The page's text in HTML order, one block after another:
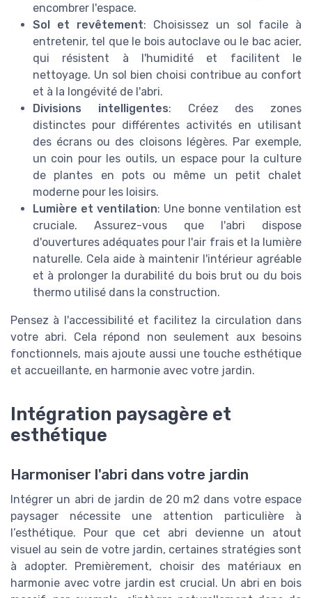
encombrer l'espace.
Sol et revêtement: Choisissez un sol facile à
entretenir, tel que le bois autoclave ou le bac acier,
qui résistent à l'humidité et facilitent le
nettoyage. Un sol bien choisi contribue au confort
et à la longévité de l'abri.
Divisions intelligentes: Créez des zones
distinctes pour différentes activités en utilisant
des écrans ou des cloisons légères. Par exemple,
un coin pour les outils, un espace pour la culture
de plantes en pots ou même un petit chalet
moderne pour les loisirs.
Lumière et ventilation: Une bonne ventilation est
cruciale. Assurez-vous que l'abri dispose
d'ouvertures adéquates pour l'air frais et la lumière
naturelle. Cela aide à maintenir l'intérieur agréable
et à prolonger la durabilité du bois brut ou du bois
thermo utilisé dans la construction.
Pensez à l'accessibilité et facilitez la circulation dans
votre abri. Cela répond non seulement aux besoins
fonctionnels, mais ajoute aussi une touche esthétique
et accueillante, en harmonie avec votre jardin.
Intégration paysagère et
esthétique
Harmoniser l'abri dans votre jardin
Intégrer un abri de jardin de 20 m2 dans votre espace
paysager nécessite une attention particulière à
l’esthétique. Pour que cet abri devienne un atout
visuel au sein de votre jardin, certaines stratégies sont
à adopter. Premièrement, choisir des matériaux en
harmonie avec votre jardin est crucial. Un abri en bois